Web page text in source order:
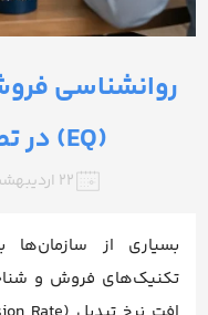
روانشناسی
(EQ) در تصمیم‌گیری خریدار
۲۲ اردیبهشت ۱۴۰۵
بسیاری از
تکنیک‌های فروش و